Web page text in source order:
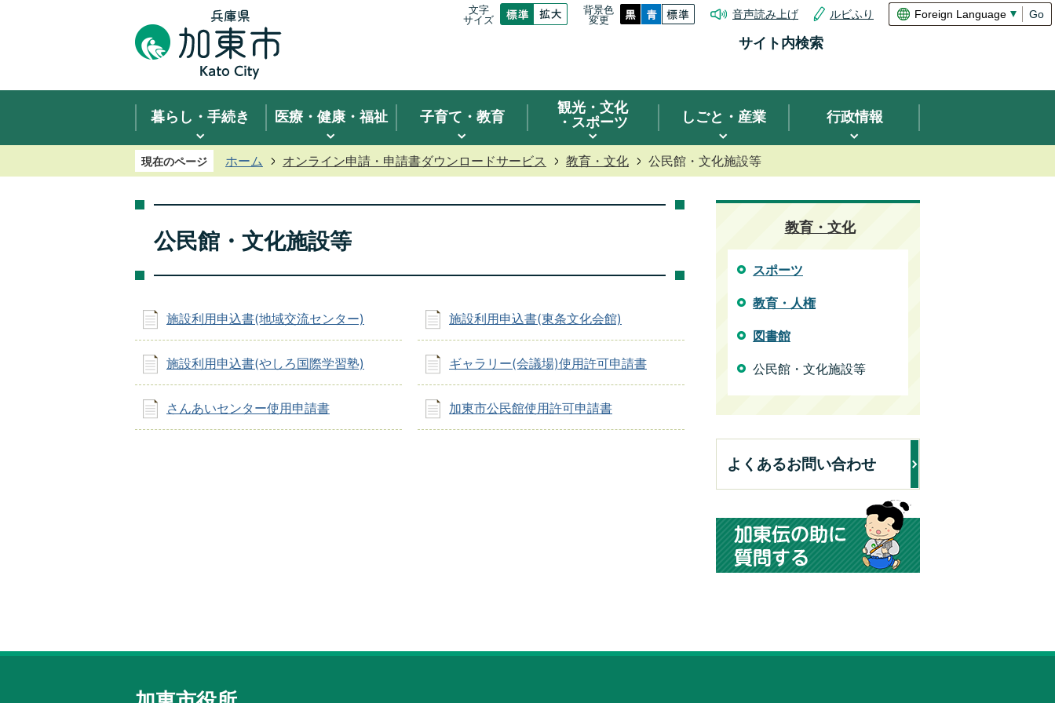
文字
サイズ
背景色
変更
音声読み上げ ルビふり Go
サイト内検索
暮らし・手続き 医療・健康・福祉 子育て・教育
観光 ・文化
・スポーツ
しごと・産業 行政情報
現在のページ ホーム オンライン申請・申請書ダウンロードサービス 教育・文化 公民館・文化施設等
公民館・文化施設等
施設利用申込書(地域交流センター) 施設利用申込書(東条文化会館)
施設利用申込書(やしろ国際学習塾) ギャラリー(会議場)使用許可申請書
さんあいセンター使用申請書 加東市公民館使用許可申請書
教育・文化
スポーツ
教育・人権
図書館
公民館・文化施設等
よくあるお問い合わせ